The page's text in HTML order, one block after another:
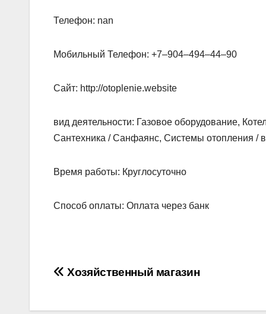
Телефон: nan
Мобильный Телефон: +7‒904‒494‒44‒90
Сайт: http://otoplenie.website
вид деятельности: Газовое оборудование,
Сантехника / Санфаянс, Системы отопления /
Время работы: Круглосуточно
Способ оплаты: Оплата через банк
Навигация
Хозяйственный магазин